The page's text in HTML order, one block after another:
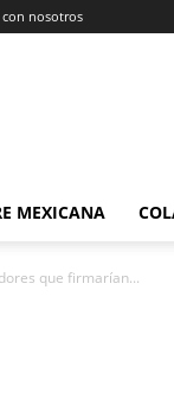
nosotros
MEXICANA
que firmarían...